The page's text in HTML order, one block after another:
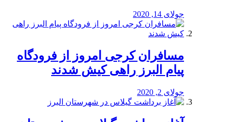
جولای 14, 2020
مسافران کرجی امروز از فرودگاه
پیام البرز راهی کیش شدند
جولای 2, 2020